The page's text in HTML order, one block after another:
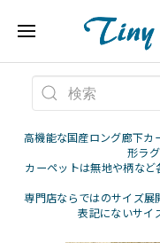
高機能な国産ロング廊下カ
形ラ
カーペットは無地や柄など
専門店ならではのサイズ展
表記にないサイ